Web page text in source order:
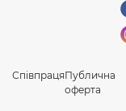
СпівпрацяПублична
оферта